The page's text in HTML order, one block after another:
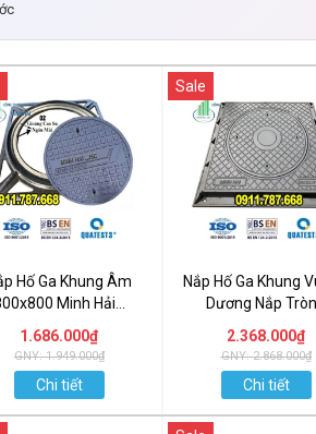
Hố Ga Khung Âm
Minh Hải...
1.686.000₫
GNY: 1.949.000₫
Chi tiết
Sale
Nắp Hố Ga Khung
Dương Nắp
2.368.000₫
GNY: 2.868.000₫
Chi tiết